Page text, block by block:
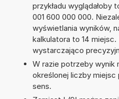
przykładu wyglądałoby
001 600 000 000.
wyświetlania wyników,
kalkulatora to 14
wystarczająco
W razie potrzeby wynik
określonej liczby miejsc
sens.